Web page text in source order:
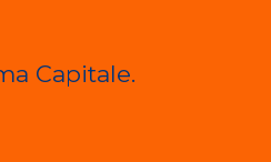
Capitale.